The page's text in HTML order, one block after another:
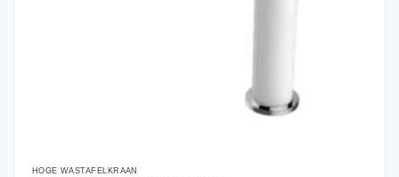
HOGE WASTAFELKRAAN